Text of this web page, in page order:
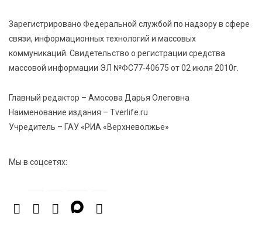
8 Авг 2026 13:37 931
Чем удивит X Международный фестиваль «Калитка»
в 2026 году?
Зарегистрировано Федеральной службой по надзору в сфере
связи, информационных технологий и массовых
коммуникаций. Свидетельство о регистрации средства
массовой информации ЭЛ №ФС77-40675 от 02 июля 2010г.
Главный редактор – Амосова Дарья Олеговна
Наименование издания – Tverlife.ru
Учредитель – ГАУ «РИА «Верхневолжье»
Мы в соцсетях: